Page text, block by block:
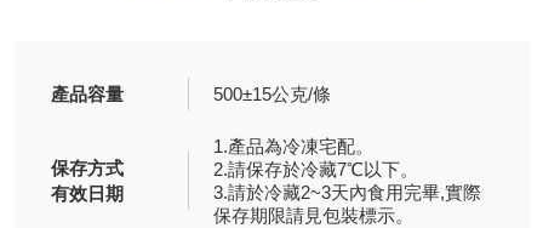
產品容量 500±15公克/條
保存方式
有效日期
1.產品為冷凍宅配。
2.請保存於冷藏7℃以下。
3.請於冷藏2~3天內食用完畢,實際
保存期限請見包裝標示。